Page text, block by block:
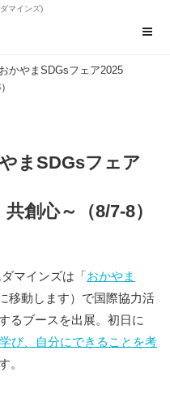
マインズ)
かやまSDGsフェア2025
まSDGsフェア
創心～（8/7-8）
マインズは「おかやま
移動します）で国際協力活
るブースを出展。初日に
び、自分にできることを考
。